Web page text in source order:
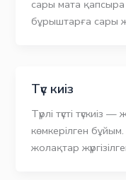
сары мата
бұрыштарға сары
Түс киіз
Түрлі түсті
көмкерілген
жолақтар